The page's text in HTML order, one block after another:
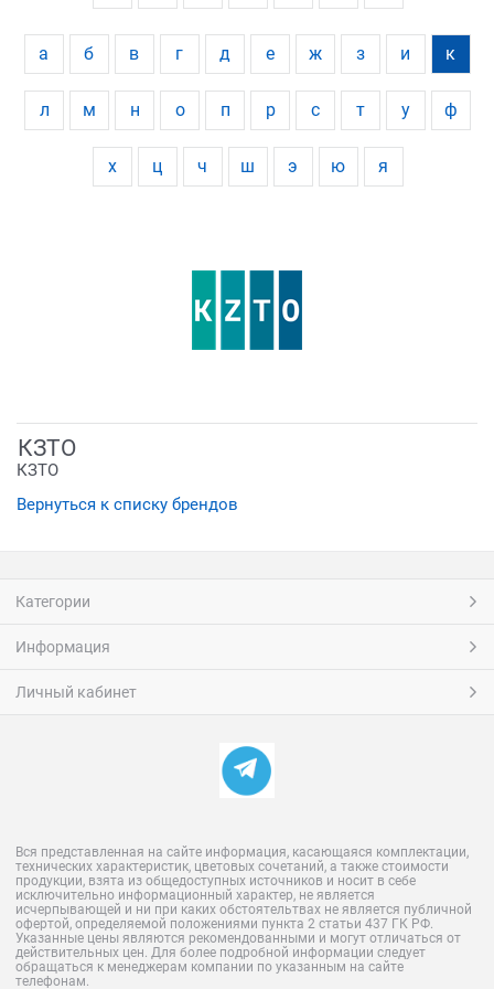
а б в г д е ж з и к
л м н о п р с т у ф
х ц ч ш э ю я
КЗТО
КЗТО
Вернуться к списку брендов
Категории
Информация
Личный кабинет
Вся представленная на сайте информация, касающаяся комплектации,
технических характеристик, цветовых сочетаний, а также стоимости
продукции, взята из общедоступных источников и носит в себе
исключительно информационный характер, не является
исчерпывающей и ни при каких обстоятельтвах не является публичной
офертой, определяемой положениями пункта 2 статьи 437 ГК РФ.
Указанные цены являются рекомендованными и могут отличаться от
действительных цен. Для более подробной информации следует
обращаться к менеджерам компании по указанным на сайте
телефонам.